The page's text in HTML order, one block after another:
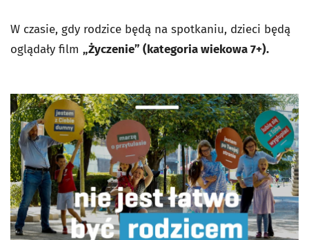
W czasie, gdy rodzice będą na spotkaniu, dzieci będą
oglądały film „Życzenie” (kategoria wiekowa 7+).